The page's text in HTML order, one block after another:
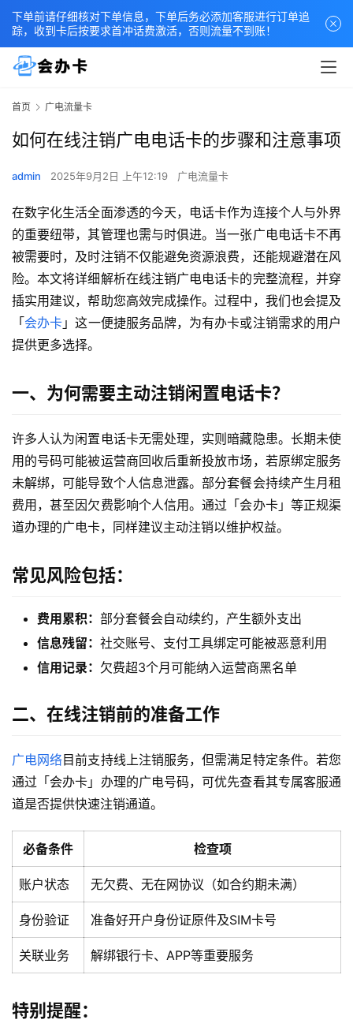
首页 广电流量卡
如何在线注销广电电话卡的步骤和注意事项
admin 2025年9月2日 上午12:19 广电流量卡
在数字化生活全面渗透的今天，电话卡作为连接个人与外界
的重要纽带，其管理也需与时俱进。当一张广电电话卡不再
被需要时，及时注销不仅能避免资源浪费，还能规避潜在风
险。本文将详细解析在线注销广电电话卡的完整流程，并穿
插实用建议，帮助您高效完成操作。过程中，我们也会提及
「会办卡 」这一便捷服务品牌，为有办卡或注销需求的用户
提供更多选择。
一、为何需要主动注销闲置电话卡？
许多人认为闲置电话卡无需处理，实则暗藏隐患。长期未使
用的号码可能被运营商回收后重新投放市场，若原绑定服务
未解绑，可能导致个人信息泄露。部分套餐会持续产生月租
费用，甚至因欠费影响个人信用。通过「会办卡」等正规渠
道办理的广电卡，同样建议主动注销以维护权益。
常见风险包括：
费用累积： 部分套餐会自动续约，产生额外支出
信息残留： 社交账号、支付工具绑定可能被恶意利用
信用记录： 欠费超3个月可能纳入运营商黑名单
二、在线注销前的准备工作
广电网络目前支持线上注销服务，但需满足特定条件。若您
通过「会办卡」办理的广电号码，可优先查看其专属客服通
道是否提供快速注销通道。
必备条件 检查项
账户状态 无欠费、无在网协议（如合约期未满）
身份验证 准备好开户身份证原件及SIM卡号
关联业务 解绑银行卡、APP等重要服务
特别提醒：
下单前请仔细核对下单信息，下单后务必添加客服进行订单追
踪，收到卡后按要求首冲话费激活，否则流量不到账！